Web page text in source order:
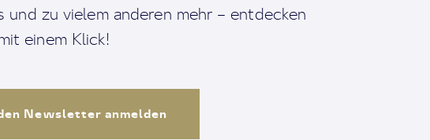
und zu vielem anderen mehr – entdecken
einem Klick!
Newsletter anmelden